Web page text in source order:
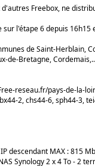
Freebox, ne
l'étape 6 depuis 16h15
de Saint-Herblain,
de-Bretagne,
reseau.fr/pays-de-la-
2, chs44-6, sph44-3,
descendant MAX : 815
Synology 2 x 4 To - 2